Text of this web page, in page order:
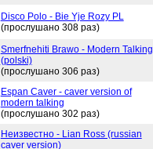
Disco Polo - Bie Yje Rozy PL
(прослушано 308 раз)
Smerfnehiti Brawo - Modern Talking
(polski)
(прослушано 306 раз)
Espan Caver - caver version of
modern talking
(прослушано 302 раз)
Неизвестно - Lian Ross (russian
caver version)